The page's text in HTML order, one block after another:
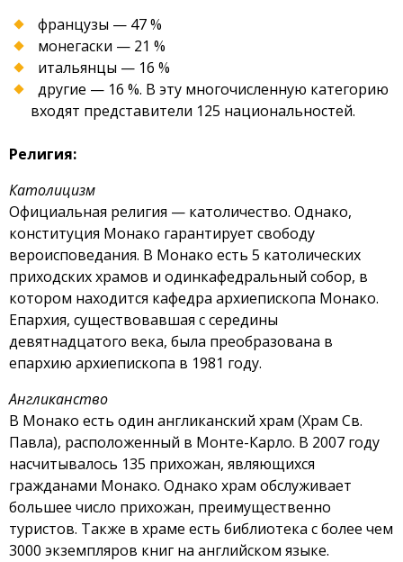
французы — 47 %
монегаски — 21 %
итальянцы — 16 %
другие — 16 %. В эту многочисленную категорию
входят представители 125 национальностей.
Религия:
Католицизм
Официальная религия — католичество. Однако,
конституция Монако гарантирует свободу
вероисповедания. В Монако есть 5 католических
приходских храмов и одинкафедральный собор, в
котором находится кафедра архиепископа Монако.
Епархия, существовавшая с середины
девятнадцатого века, была преобразована в
епархию архиепископа в 1981 году.
Англиканство
В Монако есть один англиканский храм (Храм Св.
Павла), расположенный в Монте-Карло. В 2007 году
насчитывалось 135 прихожан, являющихся
гражданами Монако. Однако храм обслуживает
большее число прихожан, преимущественно
туристов. Также в храме есть библиотека с более чем
3000 экземпляров книг на английском языке.